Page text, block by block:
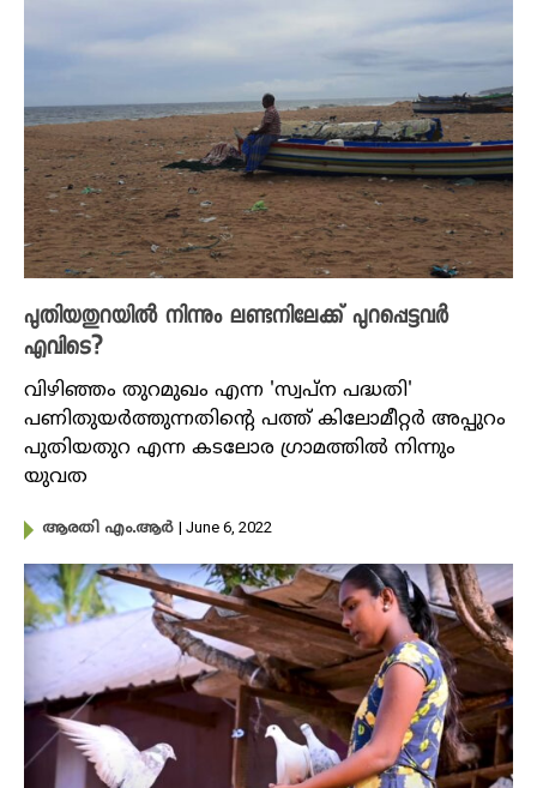
പുതിയതുറയിൽ നിന്നും ലണ്ടനിലേക്ക് പുറപ്പെട്ടവർ
എവിടെ?
വിഴിഞ്ഞം തുറമുഖം എന്ന 'സ്വപ്‌ന പദ്ധതി'
പണിതുയർത്തുന്നതിന്റെ പത്ത് കിലോമീറ്റർ അപ്പുറം
പുതിയതുറ എന്ന കടലോര ഗ്രാമത്തിൽ നിന്നും
യുവത
ആരതി എം.ആർ | June 6, 2022